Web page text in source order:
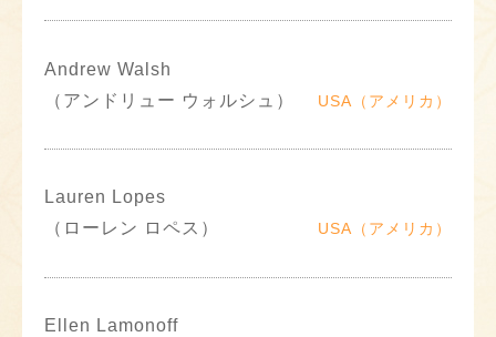
Andrew Walsh
（アンドリュー ウォルシュ）
USA（アメリカ）
Lauren Lopes
（ローレン ロペス）
USA（アメリカ）
Ellen Lamonoff